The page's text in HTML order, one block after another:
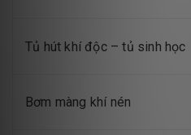
Tủ hút khí độc – tủ sinh học
Bơm màng khí nén